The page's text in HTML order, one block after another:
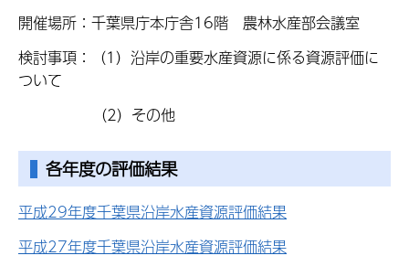
開催場所：千葉県庁本庁舎16階 農林水産部会議室
検討事項：（1）沿岸の重要水産資源に係る資源評価に
ついて
（2）その他
各年度の評価結果
平成29年度千葉県沿岸水産資源評価結果
平成27年度千葉県沿岸水産資源評価結果